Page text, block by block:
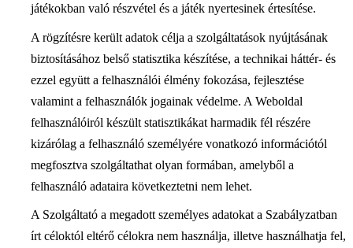
játékokban való részvétel és a játék nyertesinek értesítése.
A rögzítésre került adatok célja a szolgáltatások nyújtásának
biztosításához belső statisztika készítése, a technikai háttér- és
ezzel együtt a felhasználói élmény fokozása, fejlesztése
valamint a felhasználók jogainak védelme. A Weboldal
felhasználóiról készült statisztikákat harmadik fél részére
kizárólag a felhasználó személyére vonatkozó információtól
megfosztva szolgáltathat olyan formában, amelyből a
felhasználó adataira következtetni nem lehet.
A Szolgáltató a megadott személyes adatokat a Szabályzatban
írt céloktól eltérő célokra nem használja, illetve használhatja fel,